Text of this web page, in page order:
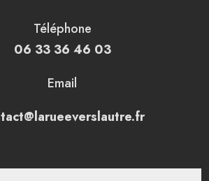
Téléphone
06 33 36 46 03
Email